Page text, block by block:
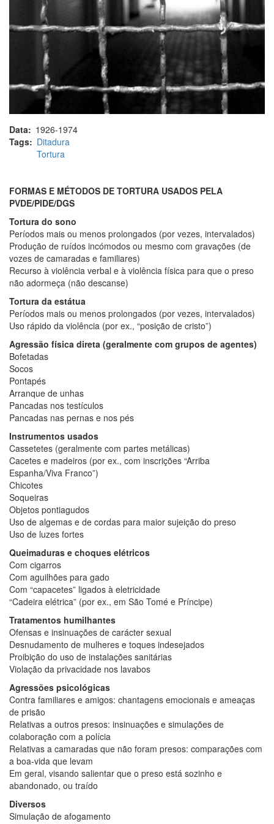
Data
1926-1974
Tags
Ditadura
Tortura
FORMAS E MÉTODOS DE TORTURA USADOS PELA
PVDE/PIDE/DGS
Tortura do sono
Períodos mais ou menos prolongados (por vezes, intervalados)
Produção de ruídos incómodos ou mesmo com gravações (de
vozes de camaradas e familiares)
Recurso à violência verbal e à violência física para que o preso
não adormeça (não descanse)
Tortura da estátua
Períodos mais ou menos prolongados (por vezes, intervalados)
Uso rápido da violência (por ex., “posição de cristo”)
Agressão física direta (geralmente com grupos de agentes)
Bofetadas
Socos
Pontapés
Arranque de unhas
Pancadas nos testículos
Pancadas nas pernas e nos pés
Instrumentos usados
Cassetetes (geralmente com partes metálicas)
Cacetes e madeiros (por ex., com inscrições “Arriba
Espanha/Viva Franco”)
Chicotes
Soqueiras
Objetos pontiagudos
Uso de algemas e de cordas para maior sujeição do preso
Uso de luzes fortes
Queimaduras e choques elétricos
Com cigarros
Com aguilhões para gado
Com “capacetes” ligados à eletricidade
“Cadeira elétrica” (por ex., em São Tomé e Príncipe)
Tratamentos humilhantes
Ofensas e insinuações de carácter sexual
Desnudamento de mulheres e toques indesejados
Proibição do uso de instalações sanitárias
Violação da privacidade nos lavabos
Agressões psicológicas
Contra familiares e amigos: chantagens emocionais e ameaças
de prisão
Relativas a outros presos: insinuações e simulações de
colaboração com a polícia
Relativas a camaradas que não foram presos: comparações com
a boa-vida que levam
Em geral, visando salientar que o preso está sozinho e
abandonado, ou traído
Diversos
Simulação de afogamento